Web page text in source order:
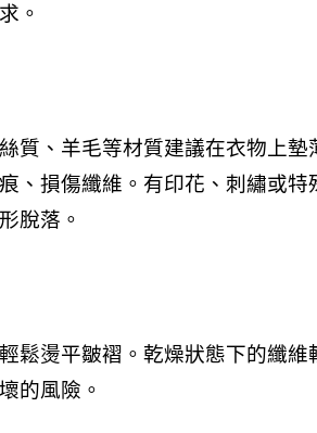
。
質、羊毛等材質建議在衣物上墊
、損傷纖維。有印花、刺繡或特
脫落。
鬆燙平皺褶。乾燥狀態下的纖維
的風險。